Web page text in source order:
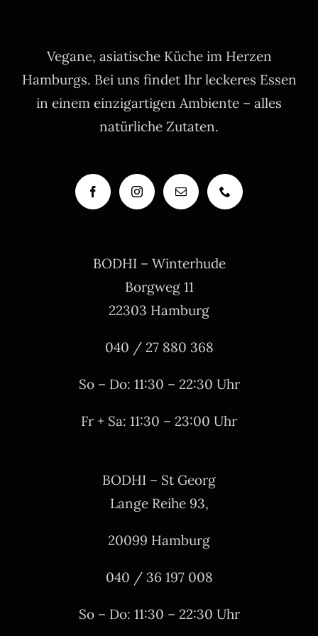
Vegane, asiatische Küche im Herzen
Hamburgs. Bei uns findet Ihr leckeres Essen
in einem einzigartigen Ambiente – alles
natürliche Zutaten.
BODHI – Winterhude
Borgweg 11
22303 Hamburg
040 / 27 880 368
So – Do: 11:30 – 22:30 Uhr
Fr + Sa: 11:30 – 23:00 Uhr
BODHI – St Georg
Lange Reihe 93,
20099 Hamburg
040 / 36 197 008
So – Do: 11:30 – 22:30 Uhr